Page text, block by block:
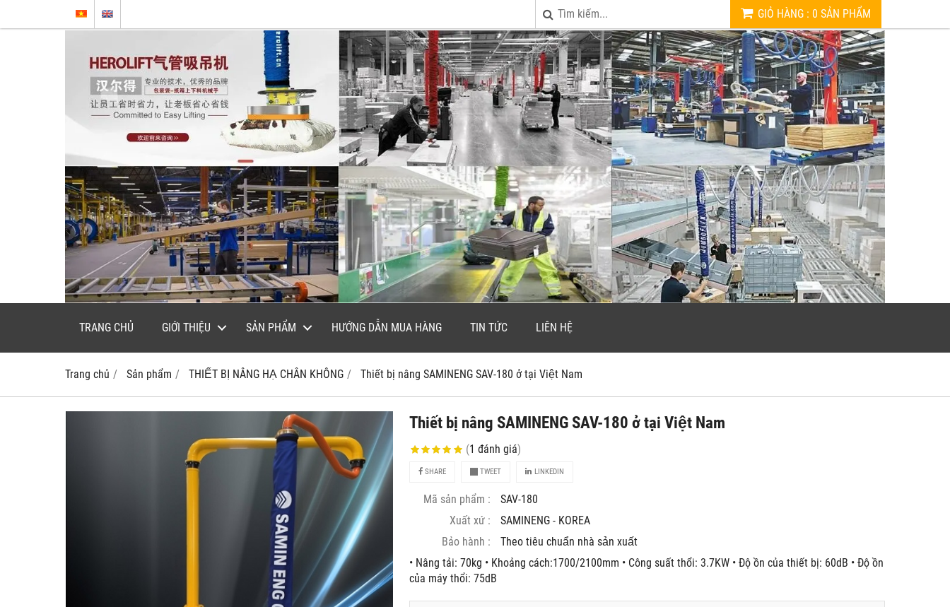
GIỎ HÀNG : 0 SẢN PHẨM
TRANG CHỦ GIỚI THIỆU SẢN PHẨM HƯỚNG DẪN MUA HÀNG TIN TỨC LIÊN HỆ
Trang chủ Sản phẩm THIẾT BỊ NÂNG HẠ CHÂN KHÔNG Thiết bị nâng SAMINENG SAV-180 ở tại Việt Nam
Thiết bị nâng SAMINENG SAV-180 ở tại Việt Nam
(1đánh giá)
SHARE TWEET LINKEDIN
Mã sản phẩm :
SAV-180
Xuất xứ :
SAMINENG - KOREA
Bảo hành :
Theo tiêu chuẩn nhà sản xuất
• Nâng tải: 70kg • Khoảng cách:1700/2100mm • Công suất thổi: 3.7KW • Độ ồn của thiết bị: 60dB • Độ ồn
của máy thổi: 75dB